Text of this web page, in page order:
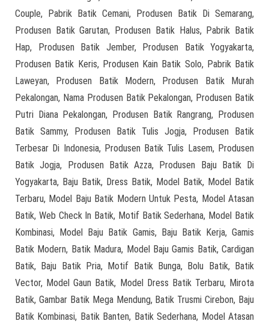
Couple, Pabrik Batik Cemani, Produsen Batik Di Semarang,
Produsen Batik Garutan, Produsen Batik Halus, Pabrik Batik
Hap, Produsen Batik Jember, Produsen Batik Yogyakarta,
Produsen Batik Keris, Produsen Kain Batik Solo, Pabrik Batik
Laweyan, Produsen Batik Modern, Produsen Batik Murah
Pekalongan, Nama Produsen Batik Pekalongan, Produsen Batik
Putri Diana Pekalongan, Produsen Batik Rangrang, Produsen
Batik Sammy, Produsen Batik Tulis Jogja, Produsen Batik
Terbesar Di Indonesia, Produsen Batik Tulis Lasem, Produsen
Batik Jogja, Produsen Batik Azza, Produsen Baju Batik Di
Yogyakarta, Baju Batik, Dress Batik, Model Batik, Model Batik
Terbaru, Model Baju Batik Modern Untuk Pesta, Model Atasan
Batik, Web Check In Batik, Motif Batik Sederhana, Model Batik
Kombinasi, Model Baju Batik Gamis, Baju Batik Kerja, Gamis
Batik Modern, Batik Madura, Model Baju Gamis Batik, Cardigan
Batik, Baju Batik Pria, Motif Batik Bunga, Bolu Batik, Batik
Vector, Model Gaun Batik, Model Dress Batik Terbaru, Mirota
Batik, Gambar Batik Mega Mendung, Batik Trusmi Cirebon, Baju
Batik Kombinasi, Batik Banten, Batik Sederhana, Model Atasan